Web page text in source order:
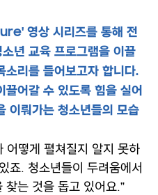
영상 시리즈를 통해 전
년 교육 프로그램을 이끌
소리를 들어보고자 합니다.
어갈 수 있도록 힘을 실어
이뤄가는 청소년들의 모습
어떻게 펼쳐질지 알지 못하
죠. 청소년들이 두려움에서
찾는 것을 돕고 있어요.”